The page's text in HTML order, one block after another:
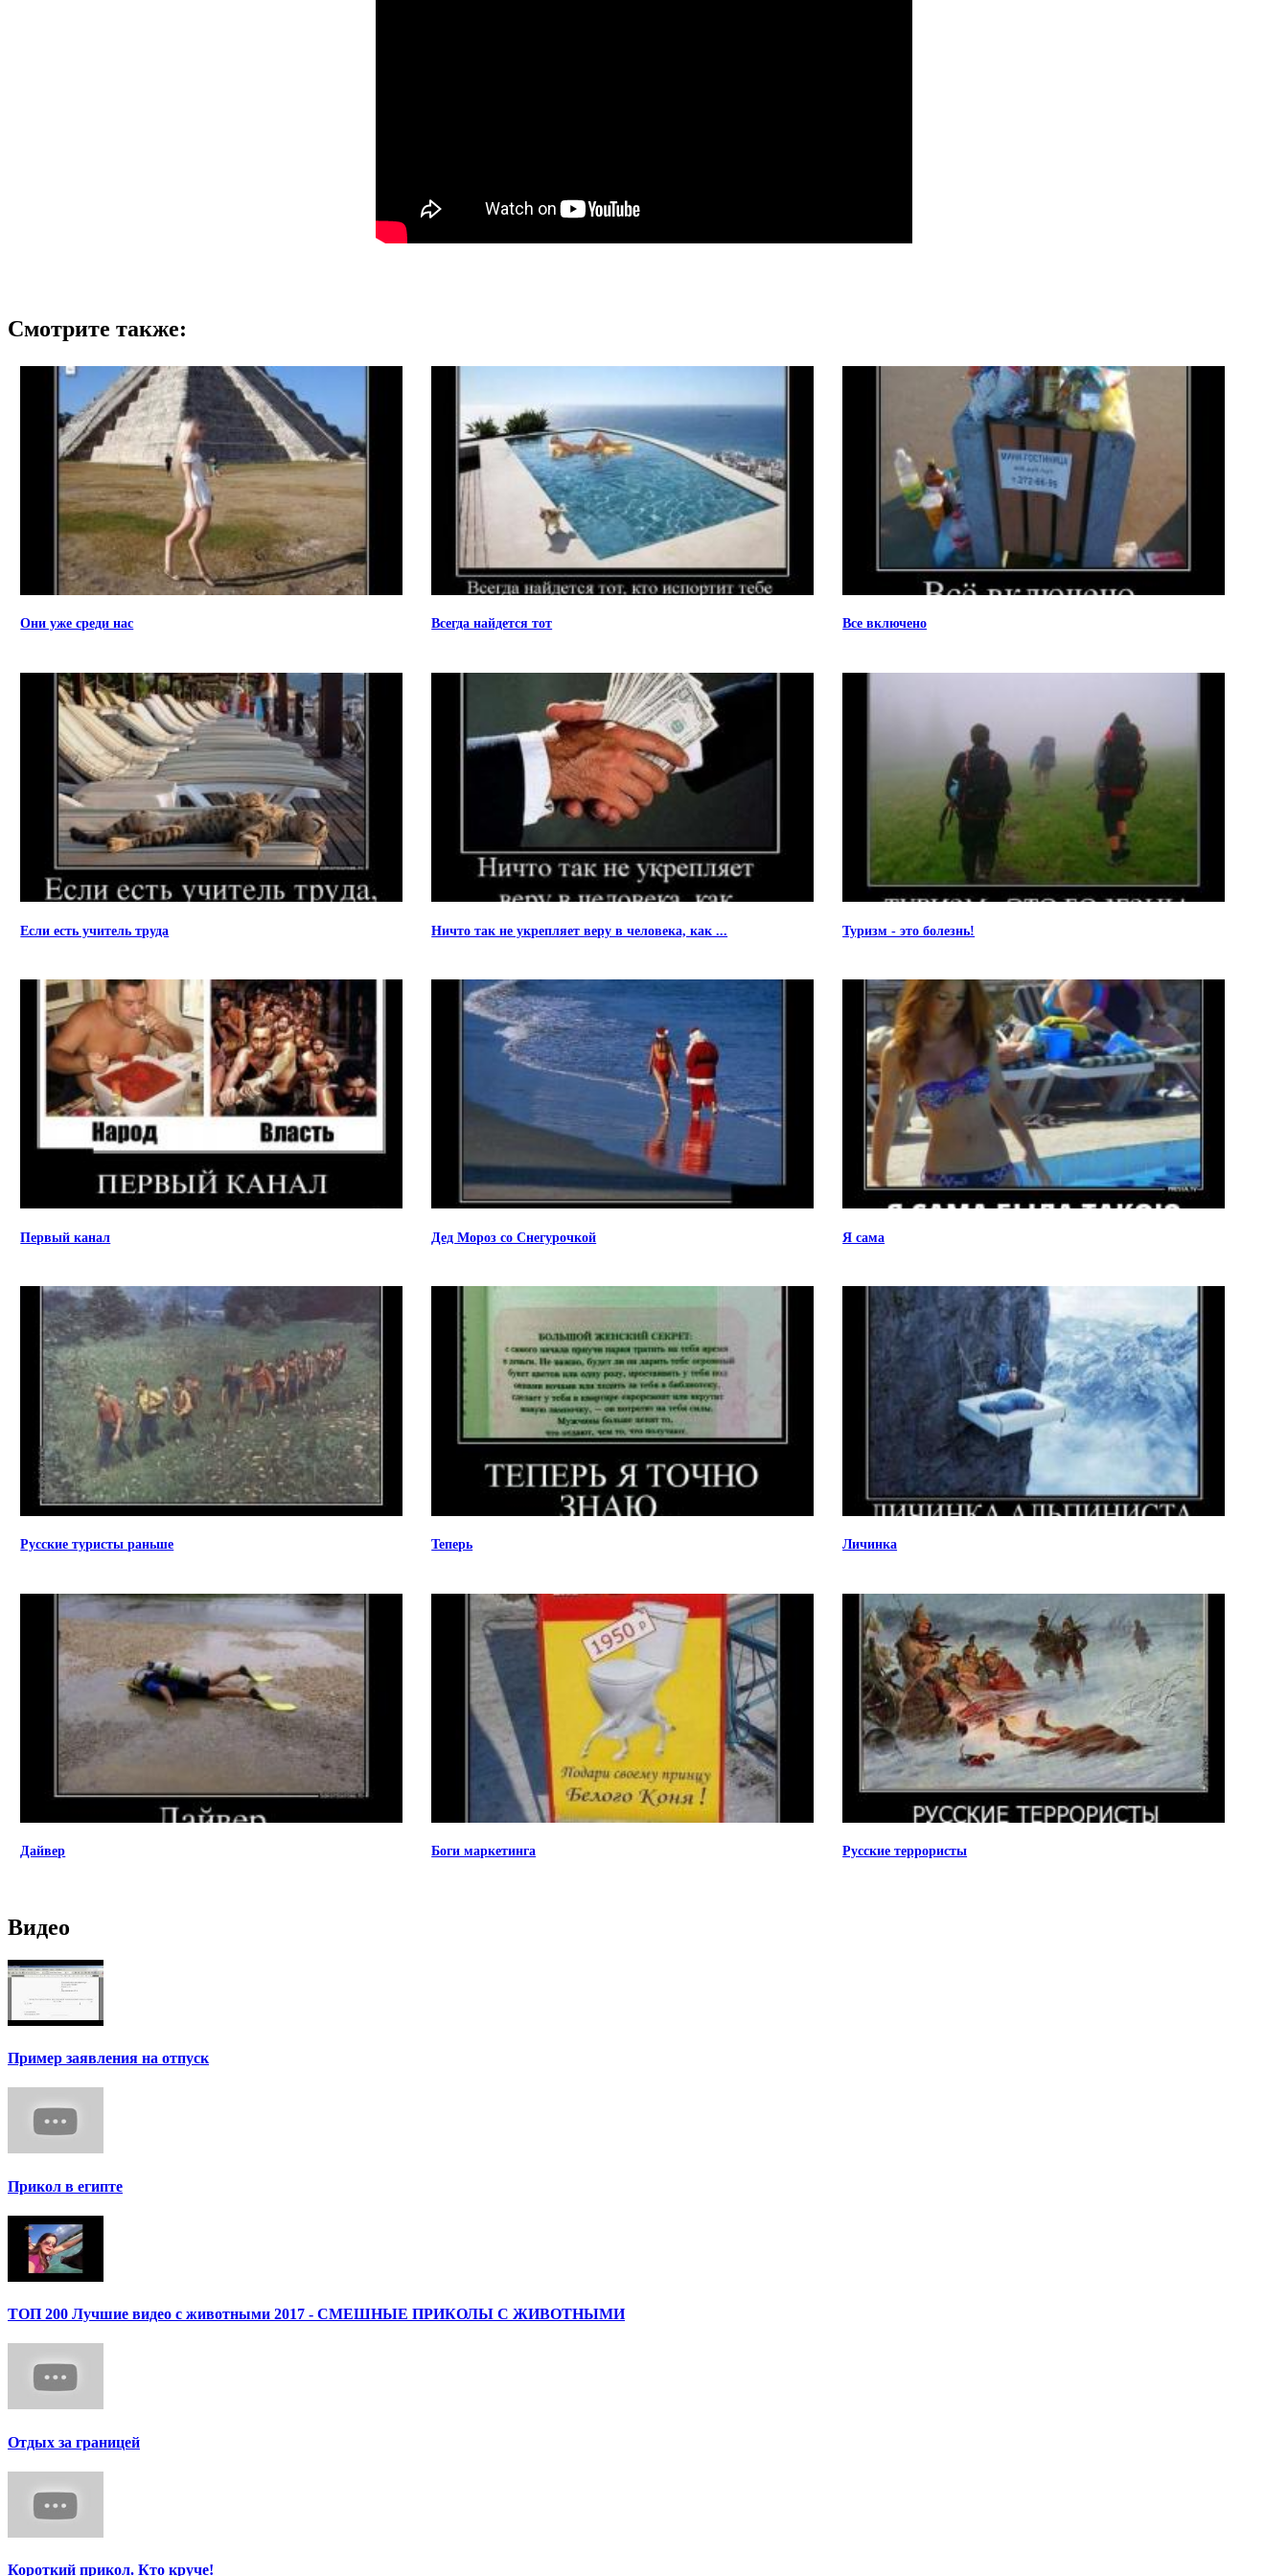
Смотрите также:
Они уже среди нас Всегда найдется тот Все включено
Если есть учитель труда Ничто так не укрепляет веру в человека, как ... Туризм - это болезнь!
Первый канал Дед Мороз со Снегурочкой Я сама
Русские туристы раньше Теперь Личинка
Дайвер Боги маркетинга Русские террористы
Видео
Пример заявления на отпуск
Прикол в египте
ТОП 200 Лучшие видео с животными 2017 - СМЕШНЫЕ ПРИКОЛЫ С ЖИВОТНЫМИ
Отдых за границей
Короткий прикол. Кто круче!